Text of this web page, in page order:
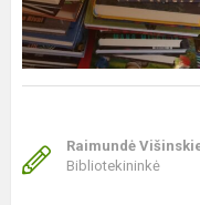
Raimundė
Bibliotekininkė